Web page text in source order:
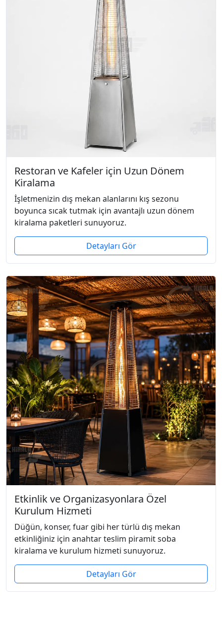
Restoran ve Kafeler için Uzun Dönem
Kiralama
İşletmenizin dış mekan alanlarını kış sezonu
boyunca sıcak tutmak için avantajlı uzun dönem
kiralama paketleri sunuyoruz.
Detayları Gör
Etkinlik ve Organizasyonlara Özel
Kurulum Hizmeti
Düğün, konser, fuar gibi her türlü dış mekan
etkinliğiniz için anahtar teslim piramit soba
kiralama ve kurulum hizmeti sunuyoruz.
Detayları Gör